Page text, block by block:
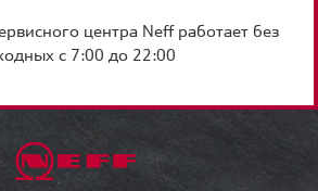
центра Neff работает без
с 7:00 до 22:00